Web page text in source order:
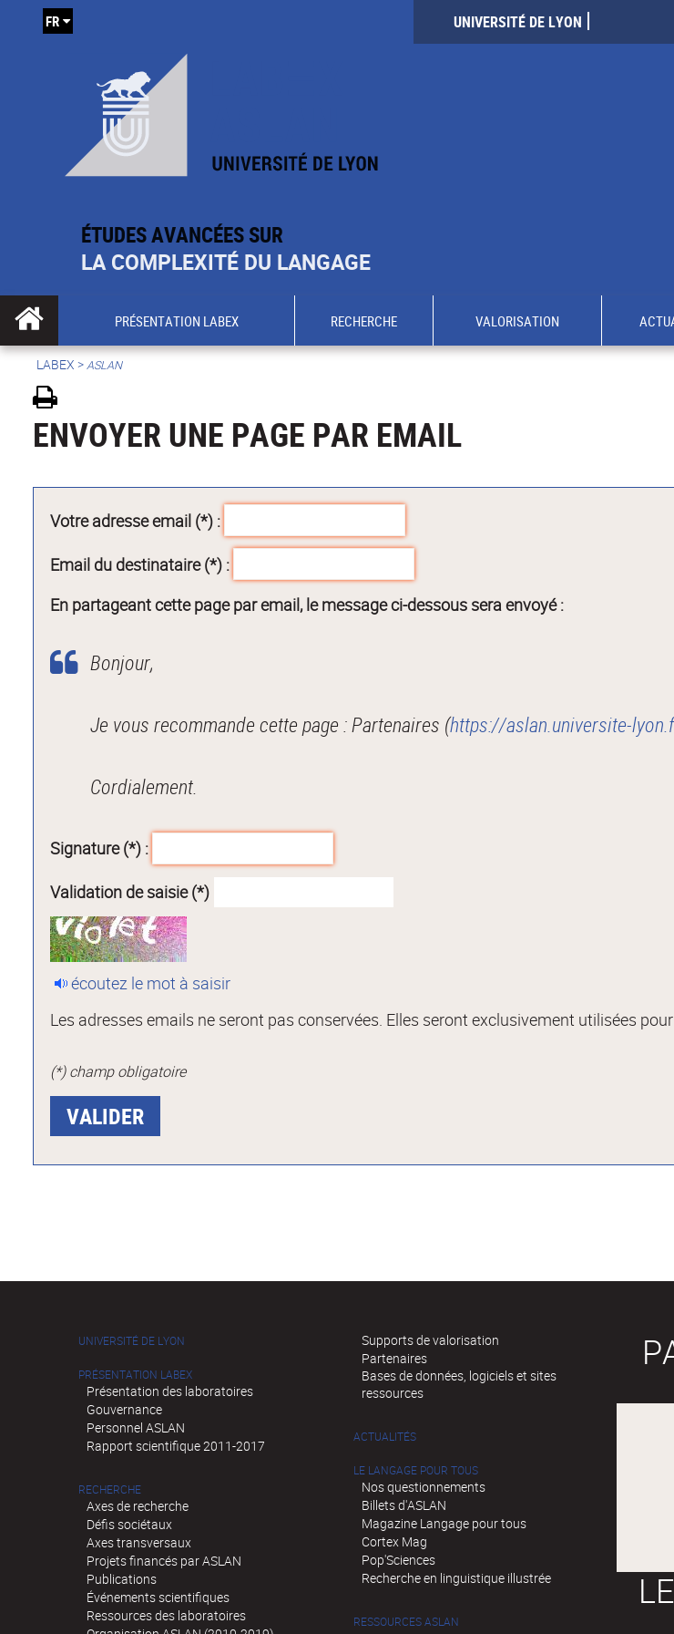
ÉTUDES AVANCÉES SUR
LA COMPLEXITÉ DU LANGAGE
UNIVERSITÉ DE LYON
FR
PRÉSENTATION LABEX RECHERCHE VALORISATION
LABEX >ASLAN
ENVOYER UNE PAGE PAR EMAIL
Votre adresse email (*) :
Email du destinataire (*) :
En partageant cette page par email, le message ci-dessous sera envoyé :
Bonjour,
Je vous recommande cette page : Partenaires (https://aslan.universite-
Cordialement.
Signature (*) :
Validation de saisie (*)
écoutez le mot à saisir
Les adresses emails ne seront pas conservées. Elles seront exclusivement utilisées
(*) champ obligatoire
UNIVERSITÉ DE LYON
PRÉSENTATION LABEX
Présentation des laboratoires
Gouvernance
Personnel ASLAN
Rapport scientifique 2011-2017
RECHERCHE
Axes de recherche
Défis sociétaux
Axes transversaux
Projets financés par ASLAN
Publications
Événements scientifiques
Ressources des laboratoires
Supports de valorisation
Partenaires
Bases de données, logiciels et sites
ressources
ACTUALITÉS
LE LANGAGE POUR TOUS
Nos questionnements
Billets d'ASLAN
Magazine Langage pour tous
Cortex Mag
Pop'Sciences
Recherche en linguistique illustrée
RESSOURCES ASLAN